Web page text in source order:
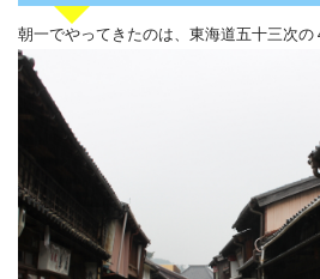
朝一でやってきたのは、東海道五十三次